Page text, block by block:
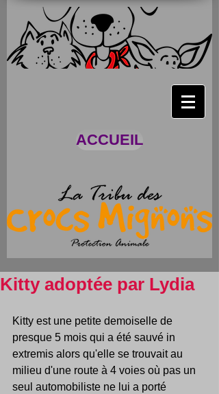
ACCUEIL
Kitty adoptée par Lydia
Kitty est une petite demoiselle de
presque 5 mois qui a été sauvé in
extremis alors qu'elle se trouvait au
milieu d'une route à 4 voies où pas un
seul automobiliste ne lui a porté